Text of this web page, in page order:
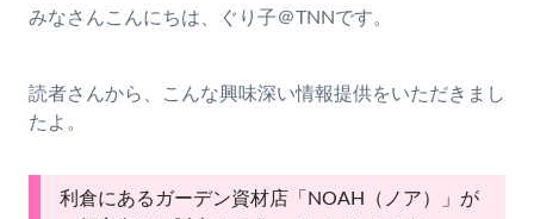
みなさんこんにちは、ぐり子＠TNNです。
読者さんから、こんな興味深い情報提供をいただきまし
たよ。
利倉にあるガーデン資材店「NOAH（ノア）」が